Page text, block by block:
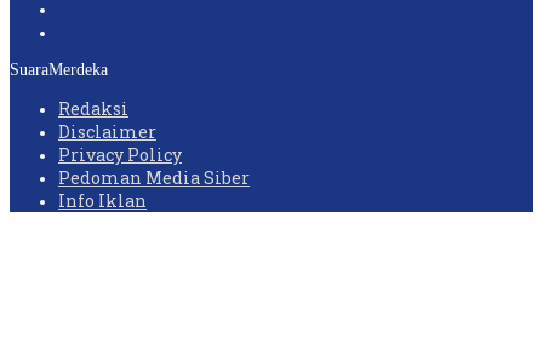
SuaraMerdeka
Redaksi
Disclaimer
Privacy Policy
Pedoman Media Siber
Info Iklan